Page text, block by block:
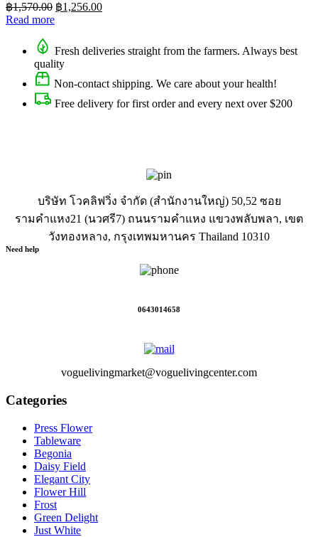
฿1,570.00 ฿1,256.00
Read more
Fresh deliveries straight from the farmers. Always best
quality
Non-contact shipping. We care about your health!
Free delivery for first order and every next over $200
บริษัท โวคลิฟวิ่ง จำกัด (สำนักงานใหญ่) 50,52 ซอย
รามคำแหง21 (นวศรี7) ถนนรามคำแหง แขวงพลับพลา, เขต
วังทองหลาง, กรุงเทพมหานคร Thailand 10310
Need help
0643014658
voguelivingmarket@voguelivingcenter.com
Categories
Press Flower
Tableware
Begonia
Daisy Field
Elegant City
Flower Hill
Frost
Green Delight
Just White